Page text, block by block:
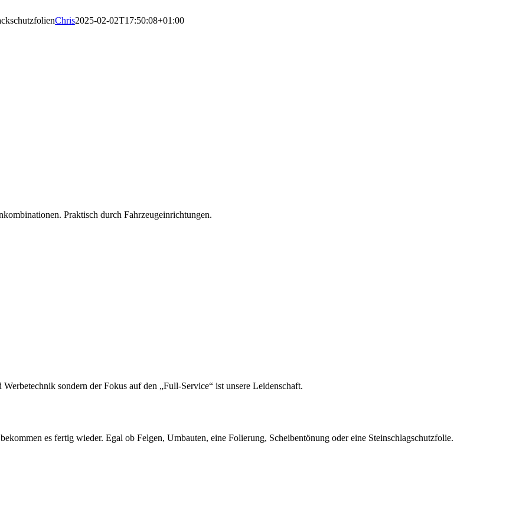
Chris2025-02-02T17:50:08+01:00
Praktisch durch Fahrzeugeinrichtungen.
sondern der Fokus auf den „Full-Service“ ist unsere Leidenschaft.
es fertig wieder. Egal ob Felgen, Umbauten, eine Folierung, Scheibentönung oder eine Steinschlagschutzfolie.